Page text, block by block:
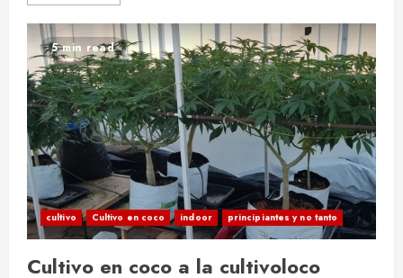
5 min read
cultivo Cultivo en coco indoor principiantes y no tanto
Cultivo en coco a la cultivoloco